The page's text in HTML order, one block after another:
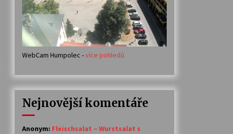
Votavžatský ploty
23. 7. 2026
14. 7. 2026
30. 6. 2026
WebCam Humpolec -více pohledů
Nejnovější komentáře
Anonym: Fleischsalat – Wurstsalat s